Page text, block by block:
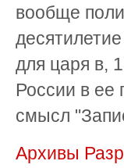
вообще
для царя в,
России в ее
смысл
Архивы